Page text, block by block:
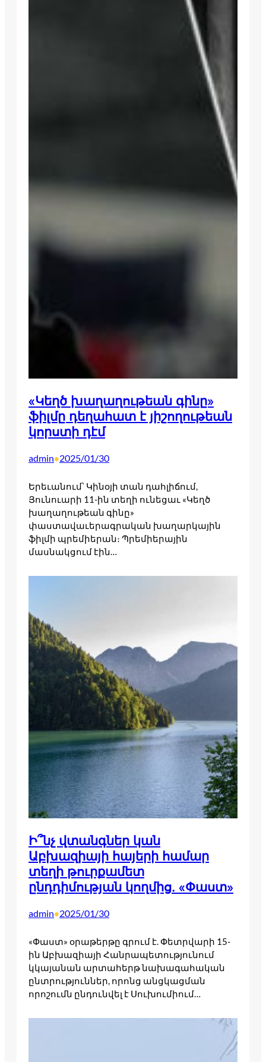
«Կեղծ խաղաղութեան գինը»
ֆիլմը դեղահատ է յիշողութեան
կորստի դէմ
admin•2025/01/30
Երեւանում՝ Կինօյի տան դահլիճում,
Յունուարի 11-ին տեղի ունեցաւ «Կեղծ
խաղաղութեան գինը»
փաստավաւերագրական խաղարկային
ֆիլմի պրեմիերան։ Պրեմիերային
մասնակցում էին…
Ի՞նչ վտանգներ կան
Աբխազիայի հայերի համար
տեղի թուրքամետ
ընդդիմության կողմից. «Փաստ»
admin•2025/01/30
«Փաստ» օրաթերթը գրում է. Փետրվարի 15-
ին Աբխազիայի Հանրապետությունում
կկայանան արտահերթ նախագահական
ընտրություններ, որոնց անցկացման
որոշումն ընդունվել է Սուխումիում…